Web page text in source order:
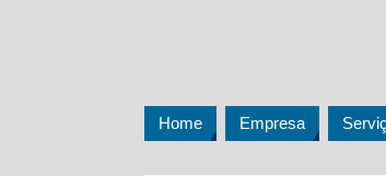
Home Empresa